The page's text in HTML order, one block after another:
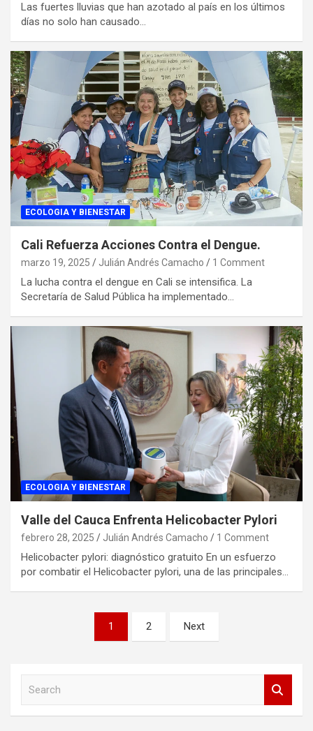
Las fuertes lluvias que han azotado al país en los últimos
días no solo han causado…
ECOLOGIA Y BIENESTAR
Cali Refuerza Acciones Contra el Dengue.
marzo 19, 2025 Julián Andrés Camacho 1 Comment
La lucha contra el dengue en Cali se intensifica. La
Secretaría de Salud Pública ha implementado…
ECOLOGIA Y BIENESTAR
Valle del Cauca Enfrenta Helicobacter Pylori
febrero 28, 2025 Julián Andrés Camacho 1 Comment
Helicobacter pylori: diagnóstico gratuito En un esfuerzo
por combatir el Helicobacter pylori, una de las principales…
1 2 Next